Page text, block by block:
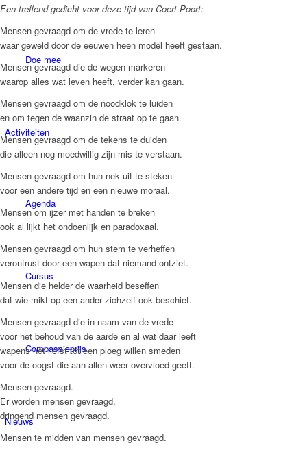
Doe mee
Activiteiten
Agenda
Cursus
Compassieprijs
Nieuws
Een treffend gedicht voor deze tijd van Coert Poort:
Mensen gevraagd om de vrede te leren
waar geweld door de eeuwen heen model heeft gestaan.
Mensen gevraagd die de wegen markeren
waarop alles wat leven heeft, verder kan gaan.
Mensen gevraagd om de noodklok te luiden
en om tegen de waanzin de straat op te gaan.
Mensen gevraagd om de tekens te duiden
die alleen nog moedwillig zijn mis te verstaan.
Mensen gevraagd om hun nek uit te steken
voor een andere tijd en een nieuwe moraal.
Mensen om ijzer met handen te breken
ook al lijkt het ondoenlijk en paradoxaal.
Mensen gevraagd om hun stem te verheffen
verontrust door een wapen dat niemand ontziet.
Mensen die helder de waarheid beseffen
dat wie mikt op een ander zichzelf ook beschiet.
Mensen gevraagd die in naam van de vrede
voor het behoud van de aarde en al wat daar leeft
wapens het liefst tot een ploeg willen smeden
voor de oogst die aan allen weer overvloed geeft.
Mensen gevraagd.
Er worden mensen gevraagd,
dringend mensen gevraagd.
Mensen te midden van mensen gevraagd.